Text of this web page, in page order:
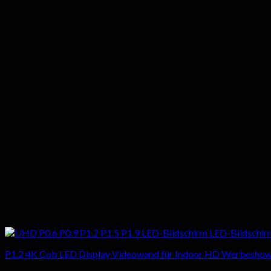
P1.2 4K Cob LED Display Videowand für Indoor HD